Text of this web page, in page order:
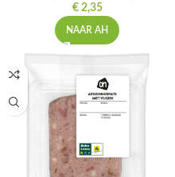
€2,35
NAAR AH